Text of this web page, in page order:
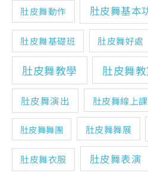
肚皮舞動作 肚皮舞基本
肚皮舞基礎班 肚皮舞好處
肚皮舞教學
肚皮舞
肚皮舞演出 肚皮舞線上
肚皮舞舞團 肚皮舞舞展
肚皮舞衣服 肚皮舞表演